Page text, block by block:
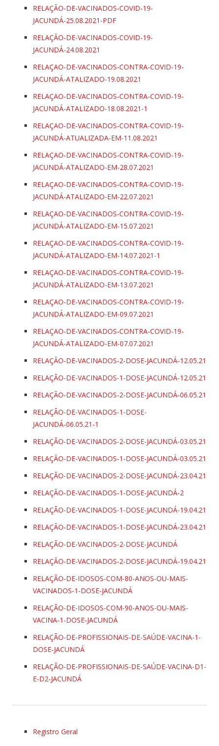
RELAÇÃO-DE-VACINADOS-COVID-19-
JACUNDÁ-25.08.2021-PDF
RELAÇÃO-DE-VACINADOS-COVID-19-
JACUNDÁ-24.08.2021
RELAÇAO-DE-VACINADOS-CONTRA-COVID-19-
JACUNDÁ-ATALIZADO-19.08.2021
RELAÇAO-DE-VACINADOS-CONTRA-COVID-19-
JACUNDÁ-ATALIZADO-18.08.2021-1
RELAÇAO-DE-VACINADOS-CONTRA-COVID-19-
JACUNDÁ-ATUALIZADA-EM-11.08.2021
RELAÇAO-DE-VACINADOS-CONTRA-COVID-19-
JACUNDÁ-ATALIZADO-EM-28.07.2021
RELAÇAO-DE-VACINADOS-CONTRA-COVID-19-
JACUNDÁ-ATALIZADO-EM-22.07.2021
RELAÇAO-DE-VACINADOS-CONTRA-COVID-19-
JACUNDÁ-ATALIZADO-EM-15.07.2021
RELAÇAO-DE-VACINADOS-CONTRA-COVID-19-
JACUNDÁ-ATALIZADO-EM-14.07.2021-1
RELAÇAO-DE-VACINADOS-CONTRA-COVID-19-
JACUNDÁ-ATALIZADO-EM-13.07.2021
RELAÇAO-DE-VACINADOS-CONTRA-COVID-19-
JACUNDÁ-ATALIZADO-EM-09.07.2021
RELAÇAO-DE-VACINADOS-CONTRA-COVID-19-
JACUNDÁ-ATALIZADO-EM-07.07.2021
RELAÇÃO-DE-VACINADOS-2-DOSE-JACUNDÁ-12.05.21
RELAÇÃO-DE-VACINADOS-1-DOSE-JACUNDÁ-12.05.21
RELAÇÃO-DE-VACINADOS-2-DOSE-JACUNDÁ-06.05.21
RELAÇÃO-DE-VACINADOS-1-DOSE-
JACUNDÁ-06.05.21-1
RELAÇÃO-DE-VACINADOS-2-DOSE-JACUNDÁ-03.05.21
RELAÇÃO-DE-VACINADOS-1-DOSE-JACUNDÁ-03.05.21
RELAÇÃO-DE-VACINADOS-2-DOSE-JACUNDÁ-23.04.21
RELAÇÃO-DE-VACINADOS-1-DOSE-JACUNDÁ-2
RELAÇÃO-DE-VACINADOS-1-DOSE-JACUNDÁ-19.04.21
RELAÇÃO-DE-VACINADOS-1-DOSE-JACUNDÁ-23.04.21
RELAÇÃO-DE-VACINADOS-2-DOSE-JACUNDÁ
RELAÇÃO-DE-VACINADOS-2-DOSE-JACUNDÁ-19.04.21
RELAÇÃO-DE-IDOSOS-COM-80-ANOS-OU-MAIS-
VACINADOS-1-DOSE-JACUNDÁ
RELAÇÃO-DE-IDOSOS-COM-90-ANOS-OU-MAIS-
VACINA-1-DOSE-JACUNDÁ
RELAÇÃO-DE-PROFISSIONAIS-DE-SAÚDE-VACINA-1-
DOSE-JACUNDÁ
RELAÇÃO-DE-PROFISSIONAIS-DE-SAÚDE-VACINA-D1-
E-D2-JACUNDÁ
Registro Geral